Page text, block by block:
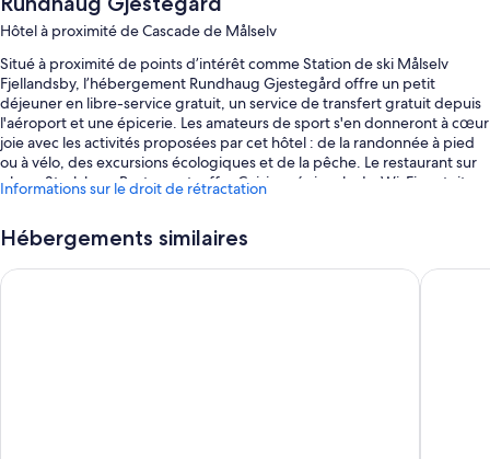
Hôtel à proximité de Cascade de Målselv
Situé à proximité de points d’intérêt comme Station de ski Målselv
Fjellandsby, l’hébergement Rundhaug Gjestegård offre un petit
déjeuner en libre-service gratuit, un service de transfert gratuit depuis
l'aéroport et une épicerie. Les amateurs de sport s'en donneront à cœur
joie avec les activités proposées par cet hôtel : de la randonnée à pied
ou à vélo, des excursions écologiques et de la pêche. Le restaurant sur
place, Storlaksen Restaurant, offre Cuisine régionale. Le Wi-Fi gratuit
Autres petits plus :
Informations sur le droit de rétractation
Hébergements similaires
Finsnes Gaard Yttersia